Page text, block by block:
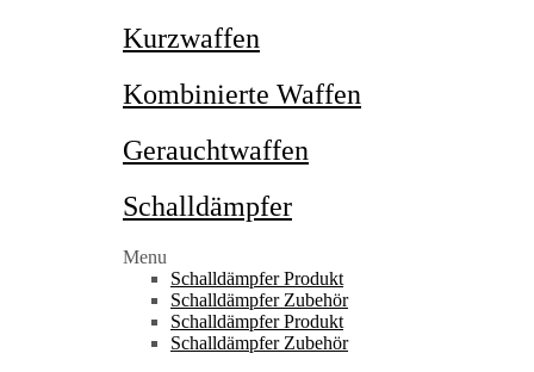
Kurzwaffen
Kombinierte Waffen
Gerauchtwaffen
Schalldämpfer
Menu
Schalldämpfer Produkt
Schalldämpfer Zubehör
Schalldämpfer Produkt
Schalldämpfer Zubehör